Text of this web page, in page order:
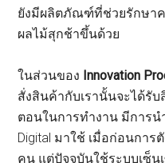
ยังมีผลิตภัณฑ์ที่ช่วยรักษา
ผลไม้สุกช้าขึ้นด้วย
ในส่วนของ Innovation
สั่งสินค้ากับเรานั้นจะได้รั
ตอนในการทำงาน มีการน
Digital มาใช้ เมื่อก่อนการ
คน แต่ปัจจุบันใช้ระบบเซ็น